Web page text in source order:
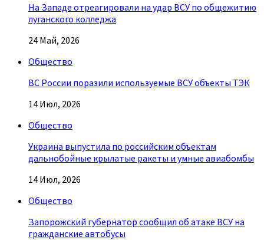
На Западе отреагировали на удар ВСУ по общежитию
луганского колледжа
24 Май, 2026
Общество
ВС России поразили используемые ВСУ объекты ТЭК
14 Июл, 2026
Общество
Украина выпустила по российским объектам
дальнобойные крылатые ракеты и умные авиабомбы
14 Июл, 2026
Общество
Запорожский губернатор сообщил об атаке ВСУ на
гражданские автобусы